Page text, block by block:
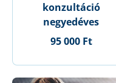
konzultáció
negyedéves
95 000 Ft